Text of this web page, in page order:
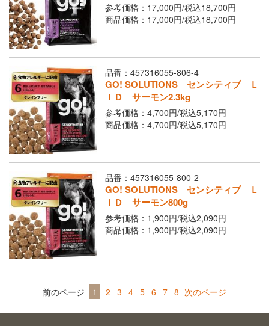
参考価格：17,000円/税込18,700円
商品価格：17,000円/税込18,700円
品番：457316055-806-4
GO! SOLUTIONS センシティブ Ｌ
ＩＤ サーモン2.3kg
参考価格：4,700円/税込5,170円
商品価格：4,700円/税込5,170円
品番：457316055-800-2
GO! SOLUTIONS センシティブ Ｌ
ＩＤ サーモン800g
参考価格：1,900円/税込2,090円
商品価格：1,900円/税込2,090円
前のページ 1 2 3 4 5 6 7 8 次のページ